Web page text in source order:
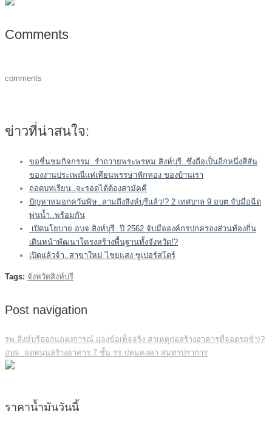
Comments
comments
ข่าวที่น่าสนใจ:
ขอชื่นชมกิจกรรม รำถวายพระพรหม สิงห์บุรี..ซึ่งถือเป็นอีกหนึ่งสีสัน
ของงานประเพณีแห่เทียนพรรษาฟักทอง ของบ้านเรา
ถอดบทเรียน..จะรอดได้ต้องสามัคคี
ปัญหาหมอกควันพิษ..ลามถึงสิงห์บุรีแล้ว!? 2 เทศบาล 9 อบต.จับมือฉีด
พ่นน้ำ..พร้อมกัน
เปิดนโยบาย อบจ.สิงห์บุรี..ปี 2562 จับมือองค์กรปกครองส่วนท้องถิ่น
เดินหน้าพัฒนาโครงสร้างพื้นฐานทั้งจังหวัด!?
เปิดแล้วจ้า..สาขาใหม่ ไชยแสง ซูเปอร์สโตร์
Tags: จังหวัดสิงห์บุรี
Post navigation
รพ.สิงห์บุรีออกแถลงการณ์ แจงข้อเท็จจริง สาเหตุก่อสร้างอาคารที่จอดรถชัา!?
อบจ. อุดหนุนสร้างอาคาร 7 ชั้น รร.ปทุมคงคา สมุทรปราการ
ราคาน้ำมันวันนี้